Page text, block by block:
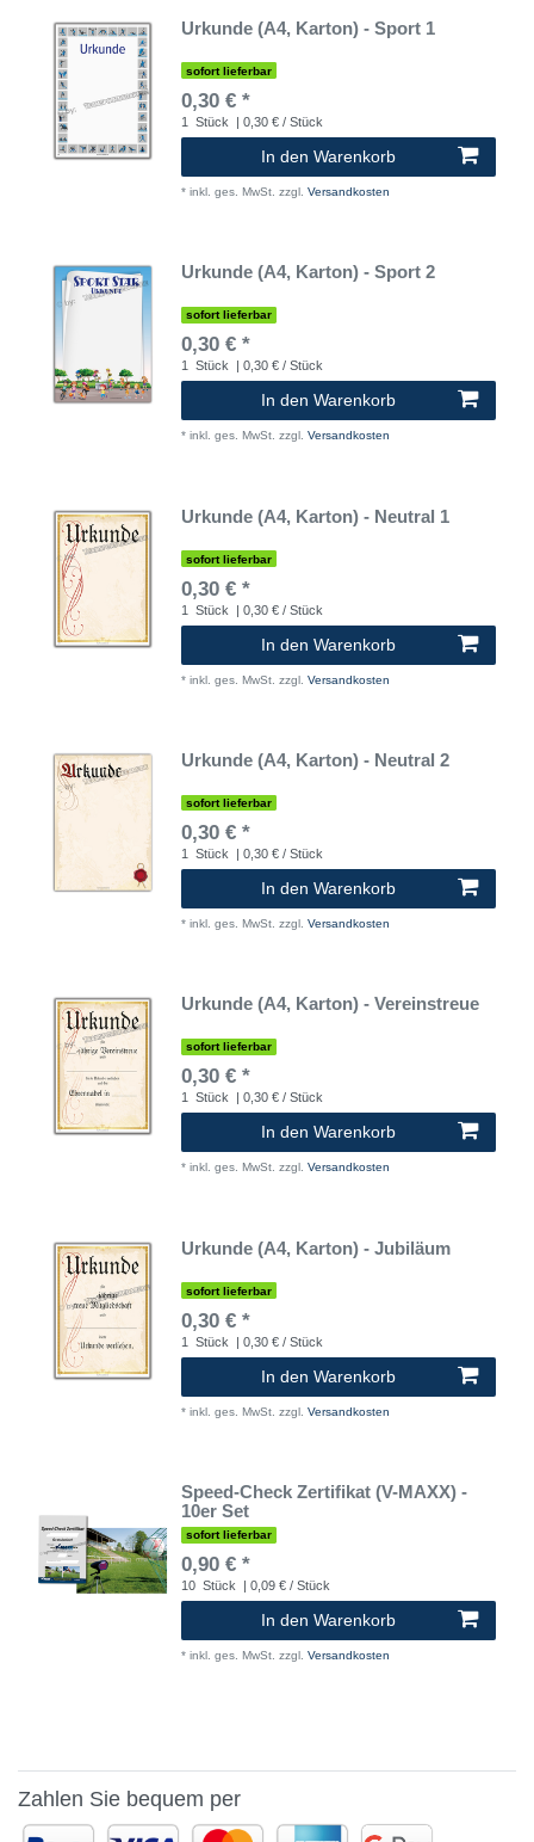
Urkunde (A4, Karton) - Sport 1
sofort lieferbar
0,30 € *
1 Stück | 0,30 € / Stück
In den Warenkorb
* inkl. ges. MwSt. zzgl. Versandkosten
Urkunde (A4, Karton) - Sport 2
sofort lieferbar
0,30 € *
1 Stück | 0,30 € / Stück
In den Warenkorb
* inkl. ges. MwSt. zzgl. Versandkosten
Urkunde (A4, Karton) - Neutral 1
sofort lieferbar
0,30 € *
1 Stück | 0,30 € / Stück
In den Warenkorb
* inkl. ges. MwSt. zzgl. Versandkosten
Urkunde (A4, Karton) - Neutral 2
sofort lieferbar
0,30 € *
1 Stück | 0,30 € / Stück
In den Warenkorb
* inkl. ges. MwSt. zzgl. Versandkosten
Urkunde (A4, Karton) - Vereinstreue
sofort lieferbar
0,30 € *
1 Stück | 0,30 € / Stück
In den Warenkorb
* inkl. ges. MwSt. zzgl. Versandkosten
Urkunde (A4, Karton) - Jubiläum
sofort lieferbar
0,30 € *
1 Stück | 0,30 € / Stück
In den Warenkorb
* inkl. ges. MwSt. zzgl. Versandkosten
Speed-Check Zertifikat (V-MAXX) -
10er Set
sofort lieferbar
0,90 € *
10 Stück | 0,09 € / Stück
In den Warenkorb
* inkl. ges. MwSt. zzgl. Versandkosten
Zahlen Sie bequem per